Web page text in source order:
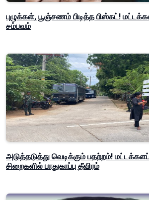
புழுக்கள், பூஞ்சணம் பிடித்த பிஸ்கட்!
சம்பவம்
அடுத்தடுத்து வெடிக்கும் பதற்றம்!
சிறைகளில் பாதுகாப்பு தீவிரம்